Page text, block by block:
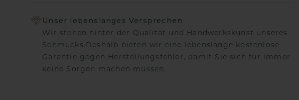
Unser lebenslanges Versprechen
Wir stehen hinter der Qualität und Handwerkskunst unseres
Schmucks.Deshalb bieten wir eine lebenslange kostenlose
Garantie gegen Herstellungsfehler, damit Sie sich für immer
keine Sorgen machen müssen.